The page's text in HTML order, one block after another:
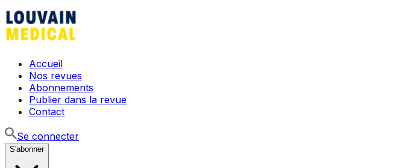
Accueil
Nos revues
Abonnements
Publier dans la revue
Contact
Se connecter
S'abonner